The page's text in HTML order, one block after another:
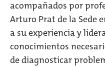
acompañados por
Arturo Prat de la Sede
a su experiencia y
conocimientos
de diagnosticar